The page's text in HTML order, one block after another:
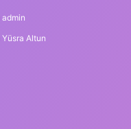
admin
Yüsra Altun